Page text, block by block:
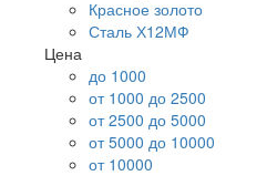
Красное золото
Сталь Х12МФ
Цена
до 1000
от 1000 до 2500
от 2500 до 5000
от 5000 до 10000
от 10000